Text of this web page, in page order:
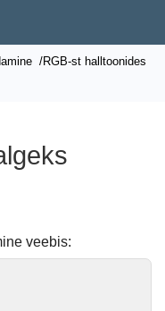
/RGB-st halltoonides
veebis: